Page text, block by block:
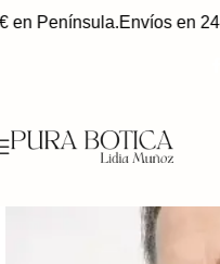
Península.Envíos en 24-